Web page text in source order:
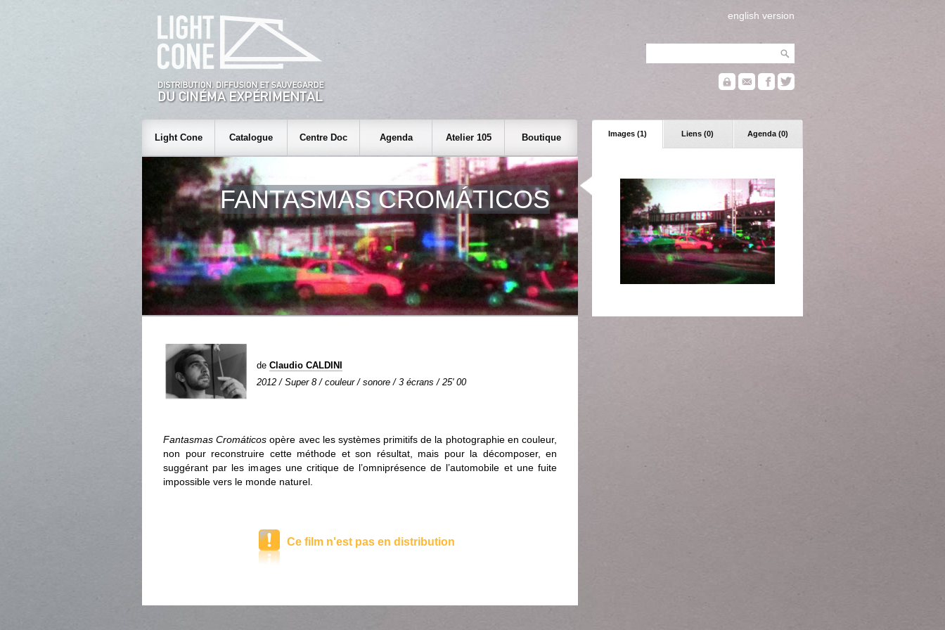
english version
Images (1) Liens (0) Agenda (0)
Light Cone Catalogue Centre Doc Agenda Atelier 105 Boutique
FANTASMAS CROMÁTICOS
de Claudio CALDINI
2012 / Super 8 / couleur / sonore / 3 écrans / 25' 00
Fantasmas Cromáticos opère avec les systèmes primitifs de la photographie en couleur,
non pour reconstruire cette méthode et son résultat, mais pour la décomposer, en
suggérant par les images une critique de l’omniprésence de l’automobile et une fuite
impossible vers le monde naturel.
Ce film n'est pas en distribution